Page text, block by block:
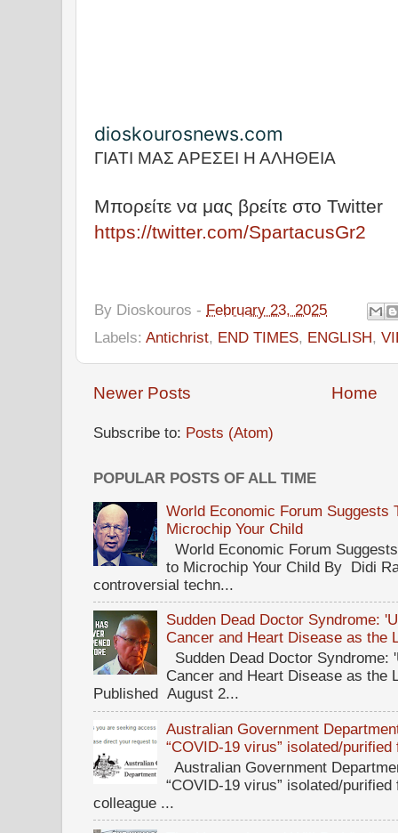
dioskourosnews.com
ΓΙΑΤΙ ΜΑΣ ΑΡΕΣΕΙ Η ΑΛΗΘΕΙΑ
Μπορείτε να μας βρείτε στο Twitter
https://twitter.com/SpartacusGr2
By Dioskouros - February 23, 2025
Labels: Antichrist, END TIMES, ENGLISH,
Newer Posts Home
Subscribe to: Posts (Atom)
POPULAR POSTS OF ALL TIME
World Economic Forum Suggests
Microchip Your Child
World Economic Forum
to Microchip Your Child By Didi
controversial techn...
Sudden Dead Doctor Syndrome:
Cancer and Heart Disease as the
Sudden Dead Doctor
Cancer and Heart Disease as the
Published August 2...
Australian Government
“COVID-19 virus” isolated/
Australian Government
“COVID-19 virus” isolated/
colleague ...